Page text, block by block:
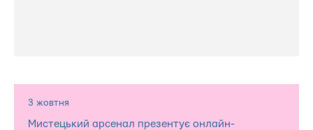
3 жовтня
Мистецький арсенал презентує онлайн-